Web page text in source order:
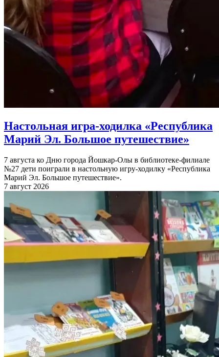
Настольная игра-ходилка «Республика
Марий Эл. Большое путешествие»
7 августа ко Дню города Йошкар-Олы в библиотеке-филиале
№27 дети поиграли в настольную игру-ходилку «Республика
Марий Эл. Большое путешествие».
7 август 2026